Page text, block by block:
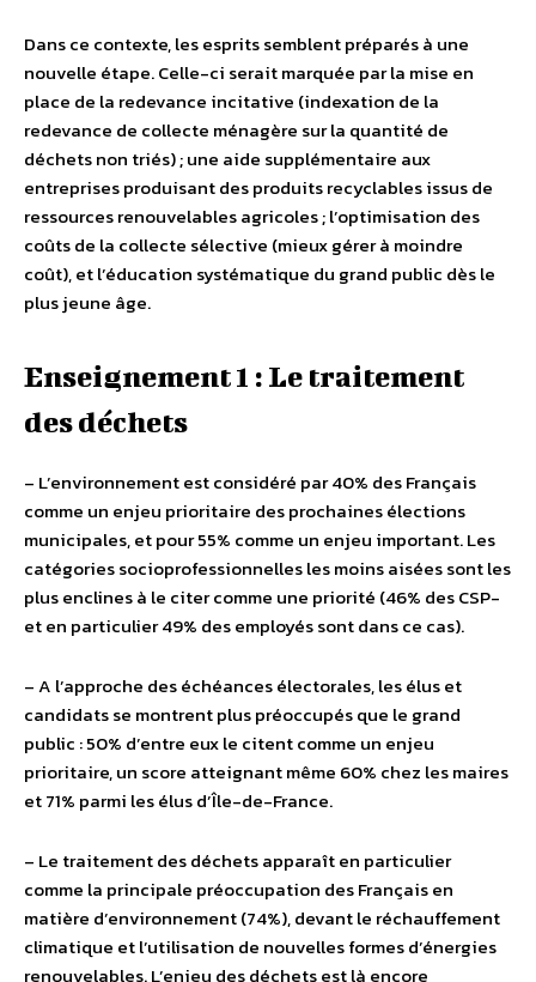
Dans ce contexte, les esprits semblent préparés à une
nouvelle étape. Celle-ci serait marquée par la mise en
place de la redevance incitative (indexation de la
redevance de collecte ménagère sur la quantité de
déchets non triés) ; une aide supplémentaire aux
entreprises produisant des produits recyclables issus de
ressources renouvelables agricoles ; l’optimisation des
coûts de la collecte sélective (mieux gérer à moindre
coût), et l’éducation systématique du grand public dès le
plus jeune âge.
Enseignement 1 : Le traitement
des déchets
– L’environnement est considéré par 40% des Français
comme un enjeu prioritaire des prochaines élections
municipales, et pour 55% comme un enjeu important. Les
catégories socioprofessionnelles les moins aisées sont les
plus enclines à le citer comme une priorité (46% des CSP-
et en particulier 49% des employés sont dans ce cas).
– A l’approche des échéances électorales, les élus et
candidats se montrent plus préoccupés que le grand
public : 50% d’entre eux le citent comme un enjeu
prioritaire, un score atteignant même 60% chez les maires
et 71% parmi les élus d’Île-de-France.
– Le traitement des déchets apparaît en particulier
comme la principale préoccupation des Français en
matière d’environnement (74%), devant le réchauffement
climatique et l’utilisation de nouvelles formes d’énergies
renouvelables. L’enjeu des déchets est là encore